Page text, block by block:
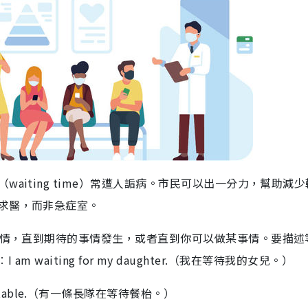
waiting time）常遭人詬病。市民可以出一分力，幫助減
醫，而非急症室。
直到期待的事情發生，或者直到你可以做某事情。要描
am waiting for my daughter.（我在等待我的女兒。）
（有一條長隊在等待餐枱。）